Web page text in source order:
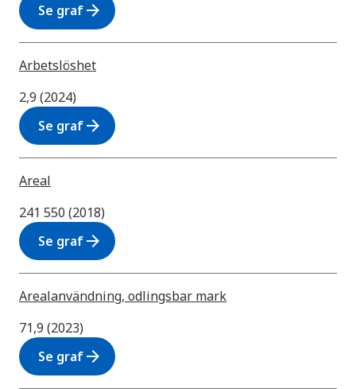
Se grafarrow_forward
Arbetslöshet
2,9 (2024)
Se grafarrow_forward
Areal
241 550 (2018)
Se grafarrow_forward
Arealanvändning, odlingsbar mark
71,9 (2023)
Se grafarrow_forward